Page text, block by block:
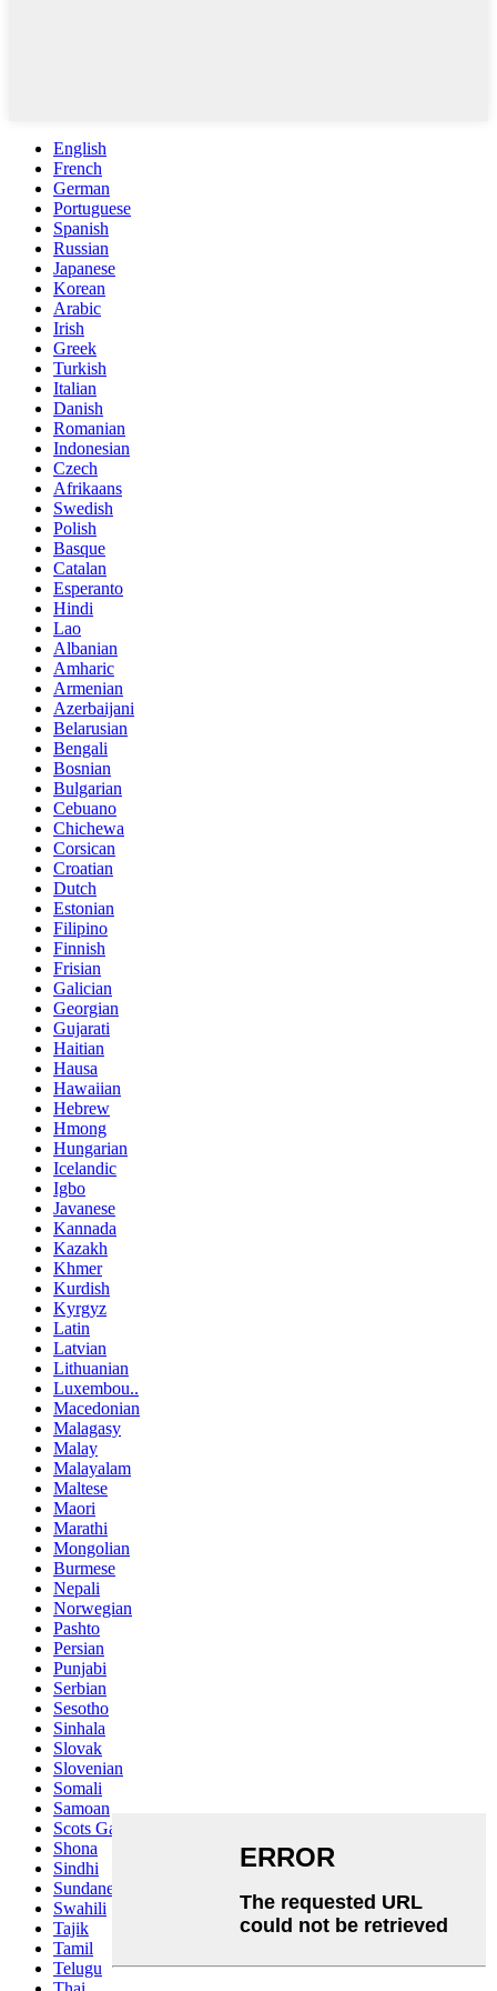
English
French
German
Portuguese
Spanish
Russian
Japanese
Korean
Arabic
Irish
Greek
Turkish
Italian
Danish
Romanian
Indonesian
Czech
Afrikaans
Swedish
Polish
Basque
Catalan
Esperanto
Hindi
Lao
Albanian
Amharic
Armenian
Azerbaijani
Belarusian
Bengali
Bosnian
Bulgarian
Cebuano
Chichewa
Corsican
Croatian
Dutch
Estonian
Filipino
Finnish
Frisian
Galician
Georgian
Gujarati
Haitian
Hausa
Hawaiian
Hebrew
Hmong
Hungarian
Icelandic
Igbo
Javanese
Kannada
Kazakh
Khmer
Kurdish
Kyrgyz
Latin
Latvian
Lithuanian
Luxembou..
Macedonian
Malagasy
Malay
Malayalam
Maltese
Maori
Marathi
Mongolian
Burmese
Nepali
Norwegian
Pashto
Persian
Punjabi
Serbian
Sesotho
Sinhala
Slovak
Slovenian
Somali
Samoan
Scots Gaelic
Shona
Sindhi
Sundanese
Swahili
Tajik
Tamil
Telugu